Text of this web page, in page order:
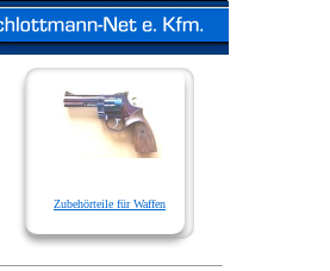
Zubehörteile für Waffen